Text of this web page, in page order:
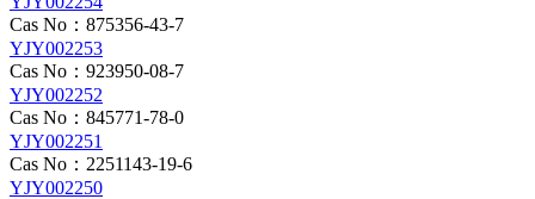
Cas No：875356-43-7
YJY002253
Cas No：923950-08-7
YJY002252
Cas No：845771-78-0
YJY002251
Cas No：2251143-19-6
YJY002250